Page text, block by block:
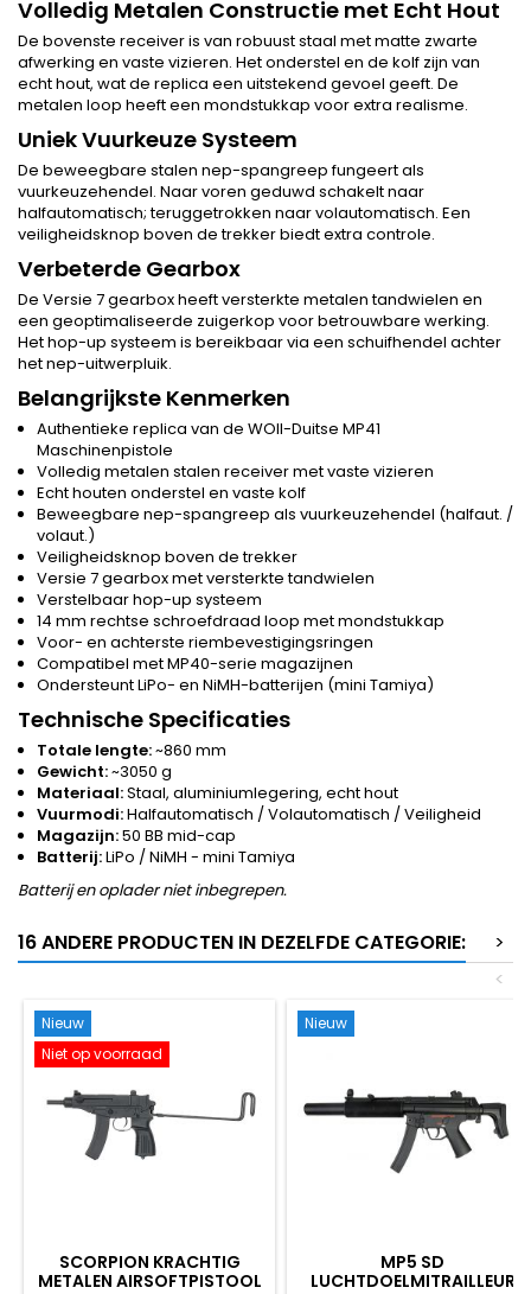
Volledig Metalen Constructie met Echt Hout
De bovenste receiver is van robuust staal met matte zwarte
afwerking en vaste vizieren. Het onderstel en de kolf zijn van
echt hout, wat de replica een uitstekend gevoel geeft. De
metalen loop heeft een mondstukkap voor extra realisme.
Uniek Vuurkeuze Systeem
De beweegbare stalen nep-spangreep fungeert als
vuurkeuzehendel. Naar voren geduwd schakelt naar
halfautomatisch; teruggetrokken naar volautomatisch. Een
veiligheidsknop boven de trekker biedt extra controle.
Verbeterde Gearbox
De Versie 7 gearbox heeft versterkte metalen tandwielen en
een geoptimaliseerde zuigerkop voor betrouwbare werking.
Het hop-up systeem is bereikbaar via een schuifhendel achter
het nep-uitwerpluik.
Belangrijkste Kenmerken
Authentieke replica van de WOII-Duitse MP41
Maschinenpistole
Volledig metalen stalen receiver met vaste vizieren
Echt houten onderstel en vaste kolf
Beweegbare nep-spangreep als vuurkeuzehendel (halfaut. /
volaut.)
Veiligheidsknop boven de trekker
Versie 7 gearbox met versterkte tandwielen
Verstelbaar hop-up systeem
14 mm rechtse schroefdraad loop met mondstukkap
Voor- en achterste riembevestigingsringen
Compatibel met MP40-serie magazijnen
Ondersteunt LiPo- en NiMH-batterijen (mini Tamiya)
Technische Specificaties
Totale lengte:~860 mm
Gewicht:~3050 g
Materiaal:Staal, aluminiumlegering, echt hout
Vuurmodi:Halfautomatisch / Volautomatisch / Veiligheid
Magazijn:50 BB mid-cap
Batterij:LiPo / NiMH - mini Tamiya
Batterij en oplader niet inbegrepen.
16 ANDERE PRODUCTEN IN DEZELFDE CATEGORIE:
>
<
Nieuw
Niet op voorraad
SCORPION KRACHTIG
METALEN AIRSOFTPISTOOL
Nieuw
MP5 SD
LUCHTDOELMITRAILLEUR